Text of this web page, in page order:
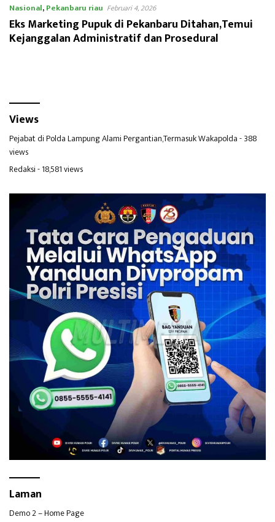
Nasional,Pekanbaru riau Februari 4, 2026
Eks Marketing Pupuk di Pekanbaru Ditahan,Temui
Kejanggalan Administratif dan Prosedural
Views
Pejabat di Polda Lampung Alami Pergantian,Termasuk Wakapolda- 388
views
Redaksi- 18,581 views
Laman
Demo 2 – Home Page